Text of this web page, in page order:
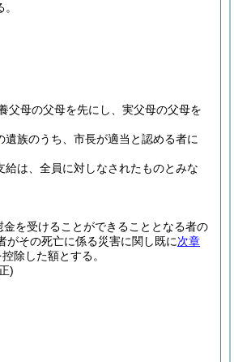
父母の父母を先にし、実父母の父母を
遺族のうち、市長が適当と認める者に
は、全員に対しなされたものとみな
を受けることができることとなる者の
がその死亡に係る災害に関し既に次章
除した額とする。
)